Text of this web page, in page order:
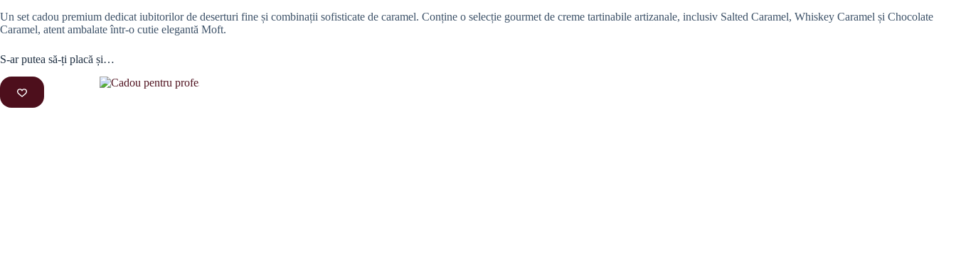
Un set cadou premium dedicat iubitorilor de deserturi fine și combinații sofisticate de caramel. Conține o selecție gourmet de creme tartinabile artizanale, inclusiv Salted Caramel, Whiskey Caramel și Chocolate
Caramel, atent ambalate într-o cutie elegantă Moft.
S-ar putea să-ți placă și…